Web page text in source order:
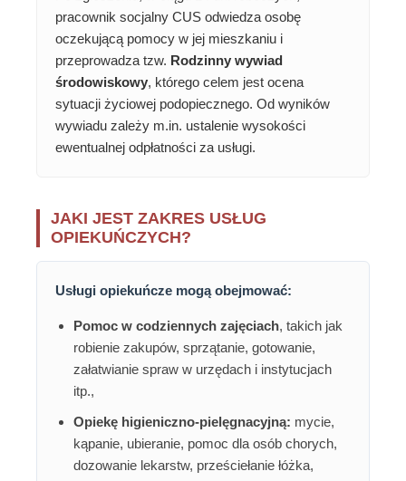
pracownik socjalny CUS odwiedza osobę
oczekującą pomocy w jej mieszkaniu i
przeprowadza tzw. Rodzinny wywiad
środowiskowy, którego celem jest ocena
sytuacji życiowej podopiecznego. Od wyników
wywiadu zależy m.in. ustalenie wysokości
ewentualnej odpłatności za usługi.
JAKI JEST ZAKRES USŁUG
OPIEKUŃCZYCH?
Usługi opiekuńcze mogą obejmować:
Pomoc w codziennych zajęciach, takich jak
robienie zakupów, sprzątanie, gotowanie,
załatwianie spraw w urzędach i instytucjach
itp.,
Opiekę higieniczno-pielęgnacyjną: mycie,
kąpanie, ubieranie, pomoc dla osób chorych,
dozowanie lekarstw, prześciełanie łóżka,